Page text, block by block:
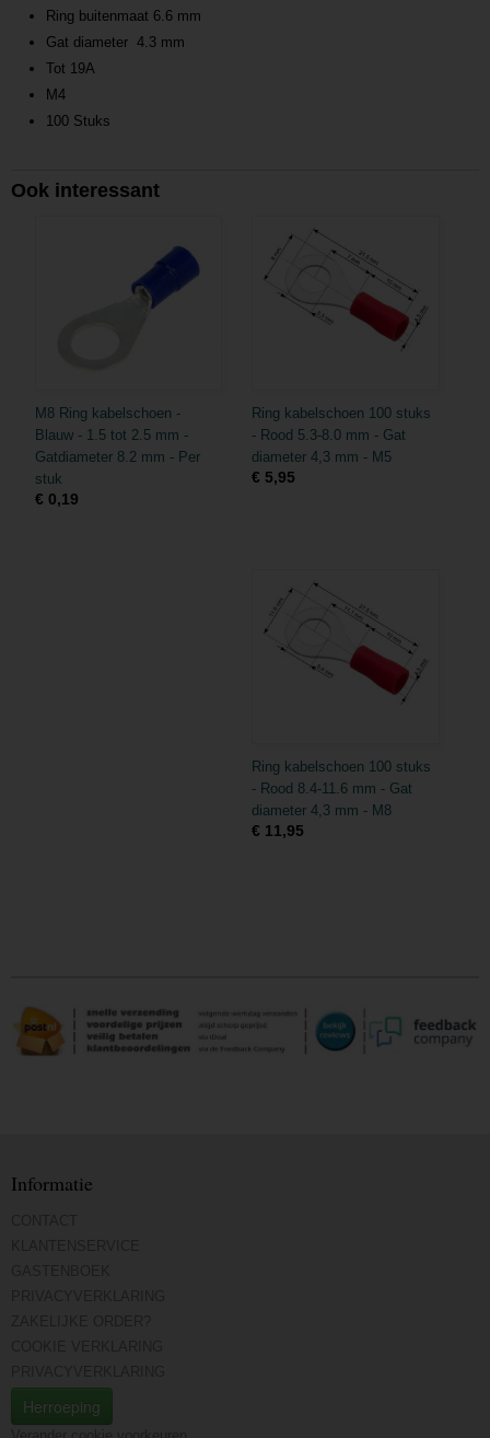
Ring buitenmaat 6.6 mm
Gat diameter 4.3 mm
Tot 19A
M4
100 Stuks
Ook interessant
M8 Ring kabelschoen -
Blauw - 1.5 tot 2.5 mm -
Gatdiameter 8.2 mm - Per
stuk
€ 0,19
Ring kabelschoen 100 stuks
- Rood 5.3-8.0 mm - Gat
diameter 4,3 mm - M5
€ 5,95
Ring kabelschoen 100 stuks
- Rood 8.4-11.6 mm - Gat
diameter 4,3 mm - M8
€ 11,95
Informatie
Herroeping